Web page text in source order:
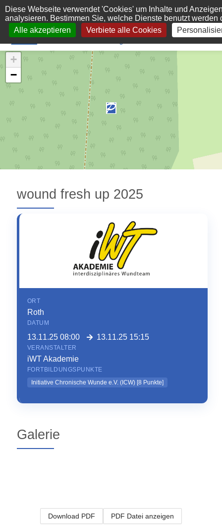
Cookie-Einstellungen
Diese Webseite verwendet 'Cookies' um Inhalte und
analysieren. Bestimmen Sie, welche Dienste benutzt werden
Alle akzeptieren
Verbiete alle Cookies
+
−
wound fresh up 2025
ORT
Roth
DATUM
13.11.25 08:00 13.11.25 15:15
VERANSTALTER
iWT Akademie
FORTBILDUNGSPUNKTE
Initiative Chronische Wunde e.V. (ICW)[8 Punkte]
Galerie
Download PDF PDF Datei anzeigen